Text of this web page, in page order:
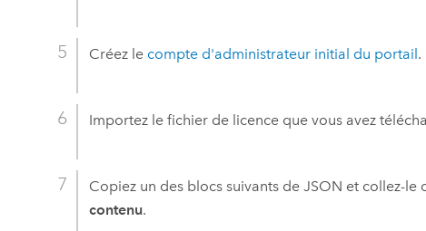
Créez le compte d'administrateur initial du portail.
Importez le fichier de licence que vous avez
Copiez un des blocs suivants de JSON et collez-le
contenu.